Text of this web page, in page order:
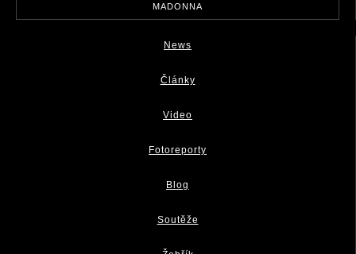
MADONNA
News
Články
Video
Fotoreporty
Blog
Soutěže